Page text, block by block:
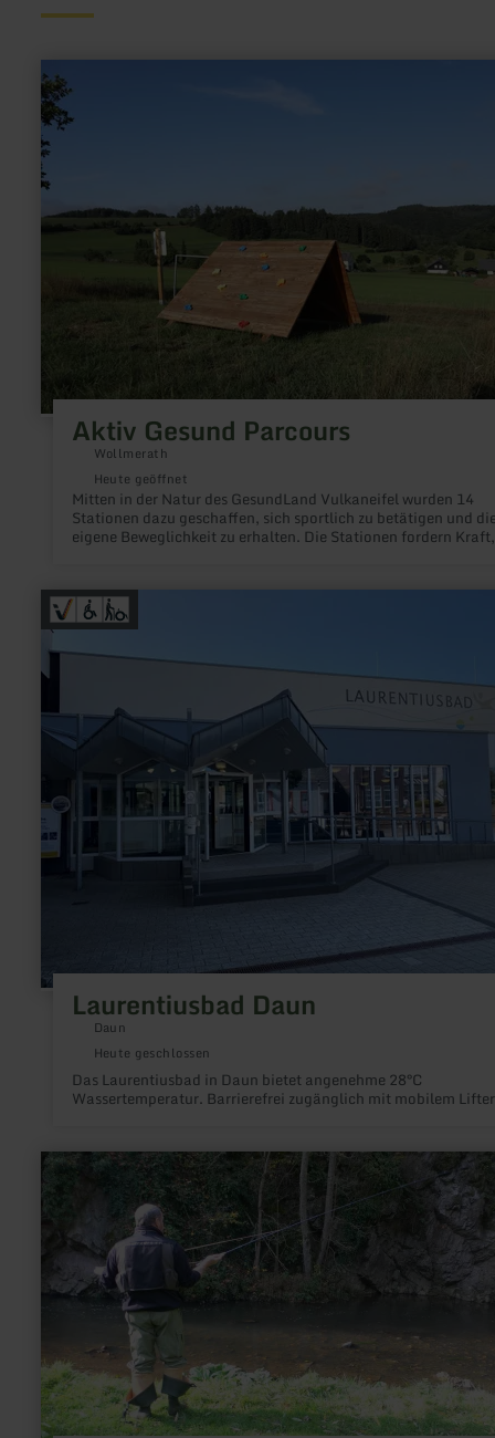
Aktiv Gesund Parcours
Wollmerath
Heute geöffnet
Mitten in der Natur des GesundLand Vulkaneifel wurden 14
Stationen dazu geschaffen, sich sportlich zu betätigen und
eigene Beweglichkeit zu erhalten. Die Stationen fordern Kraft,
erfahren
zu:
Aktiv
Gesund
Parcours
Laurentiusbad Daun
Daun
Heute geschlossen
Das Laurentiusbad in Daun bietet angenehme 28°C
Wassertemperatur. Barrierefrei zugänglich mit mobilem
mehr
erfahren
zu:
Laurentiusbad
Daun
mehr
Fliegenfischen